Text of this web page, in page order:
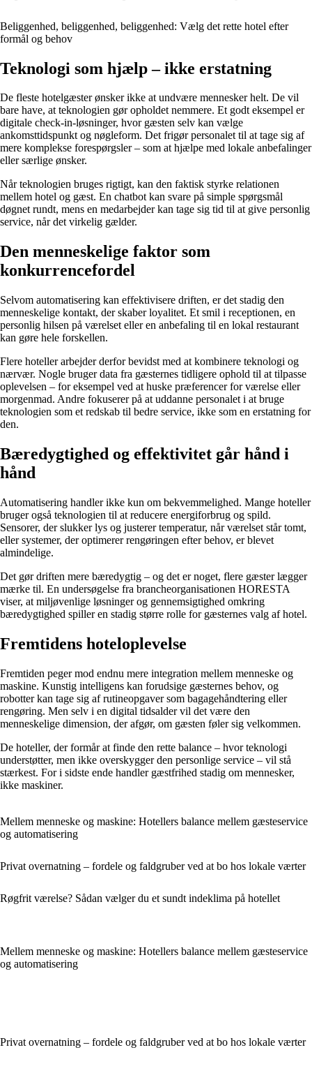
Beliggenhed, beliggenhed, beliggenhed: Vælg det rette hotel efter
formål og behov
Teknologi som hjælp – ikke erstatning
De fleste hotelgæster ønsker ikke at undvære mennesker helt. De vil
bare have, at teknologien gør opholdet nemmere. Et godt eksempel er
digitale check-in-løsninger, hvor gæsten selv kan vælge
ankomsttidspunkt og nøgleform. Det frigør personalet til at tage sig af
mere komplekse forespørgsler – som at hjælpe med lokale anbefalinger
eller særlige ønsker.
Når teknologien bruges rigtigt, kan den faktisk styrke relationen
mellem hotel og gæst. En chatbot kan svare på simple spørgsmål
døgnet rundt, mens en medarbejder kan tage sig tid til at give personlig
service, når det virkelig gælder.
Den menneskelige faktor som
konkurrencefordel
Selvom automatisering kan effektivisere driften, er det stadig den
menneskelige kontakt, der skaber loyalitet. Et smil i receptionen, en
personlig hilsen på værelset eller en anbefaling til en lokal restaurant
kan gøre hele forskellen.
Flere hoteller arbejder derfor bevidst med at kombinere teknologi og
nærvær. Nogle bruger data fra gæsternes tidligere ophold til at tilpasse
oplevelsen – for eksempel ved at huske præferencer for værelse eller
morgenmad. Andre fokuserer på at uddanne personalet i at bruge
teknologien som et redskab til bedre service, ikke som en erstatning for
den.
Bæredygtighed og effektivitet går hånd i
hånd
Automatisering handler ikke kun om bekvemmelighed. Mange hoteller
bruger også teknologien til at reducere energiforbrug og spild.
Sensorer, der slukker lys og justerer temperatur, når værelset står tomt,
eller systemer, der optimerer rengøringen efter behov, er blevet
almindelige.
Det gør driften mere bæredygtig – og det er noget, flere gæster lægger
mærke til. En undersøgelse fra brancheorganisationen HORESTA
viser, at miljøvenlige løsninger og gennemsigtighed omkring
bæredygtighed spiller en stadig større rolle for gæsternes valg af hotel.
Fremtidens hoteloplevelse
Fremtiden peger mod endnu mere integration mellem menneske og
maskine. Kunstig intelligens kan forudsige gæsternes behov, og
robotter kan tage sig af rutineopgaver som bagagehåndtering eller
rengøring. Men selv i en digital tidsalder vil det være den
menneskelige dimension, der afgør, om gæsten føler sig velkommen.
De hoteller, der formår at finde den rette balance – hvor teknologi
understøtter, men ikke overskygger den personlige service – vil stå
stærkest. For i sidste ende handler gæstfrihed stadig om mennesker,
ikke maskiner.
Mellem menneske og maskine: Hotellers balance mellem gæsteservice
og automatisering
Privat overnatning – fordele og faldgruber ved at bo hos lokale værter
Røgfrit værelse? Sådan vælger du et sundt indeklima på hotellet
Mellem menneske og maskine: Hotellers balance mellem gæsteservice
og automatisering
Privat overnatning – fordele og faldgruber ved at bo hos lokale værter